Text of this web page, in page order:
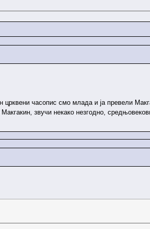
часопис смо млада и ја превели
звучи некако незгодно,